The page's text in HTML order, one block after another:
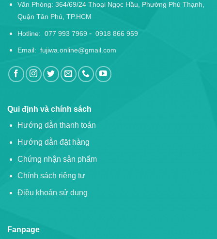
Văn Phòng: 364/69/24 Thoại Ngọc Hầu, Phường Phú Thạnh,
Quận Tân Phú, TP.HCM
Hotline: 077 993 7969- 0918 866 959
Email: fujiwa.online@gmail.com
Qui định và chính sách
Hướng dẫn thanh toán
Hướng dẫn đặt hàng
Chứng nhận sản phẩm
Chính sách riêng tư
Điều khoản sử dụng
Fanpage